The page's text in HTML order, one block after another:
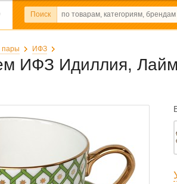
Поиск
пары ИФЗ
ИФЗ Идиллия, Лайм